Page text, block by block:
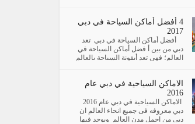
4 أفضل أماكن السياحة في دبي
2017
أفضل أماكن السياحة في دبي تعد
دبي من بين أ فضل أماكن السياحة في
العالم؛ فهي تعد أيقونة السياحة بالعالم
الاماكن السياحية في دبي عام
2016
الاماكن السياحية في دبي عام 2016
دبي معروفه فى جميع انحاء العالم ان
دبي من اجمل مدن العالم ويوجد فيها